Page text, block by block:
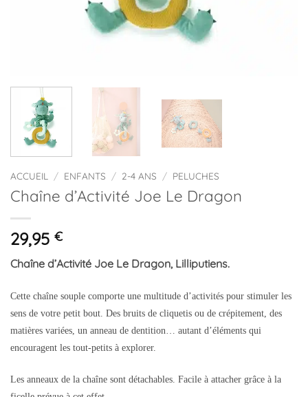
ACCUEIL / ENFANTS / 2-4 ANS / PELUCHES
Chaîne d’Activité Joe Le Dragon
29,95 €
Chaîne d’Activité Joe Le Dragon, Lilliputiens.
Cette chaîne souple comporte une multitude d’activités pour stimuler les
sens de votre petit bout. Des bruits de cliquetis ou de crépitement, des
matières variées, un anneau de dentition… autant d’éléments qui
encouragent les tout-petits à explorer.
Les anneaux de la chaîne sont détachables. Facile à attacher grâce à la